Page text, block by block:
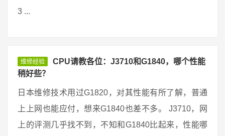
3 ...
维修经验
CPU请教各位：J3710和G1840，哪个性能
稍好些？
日本维修技术用过G1820，对其性能有所了解，普通
上上网也能应付，想来G1840也差不多。 J3710，网
上的评测几乎找不到，不知和G1840比起来，性能哪